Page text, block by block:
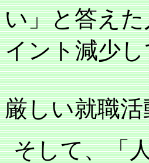
い」と答え
イント減少
厳しい就職
そして、「